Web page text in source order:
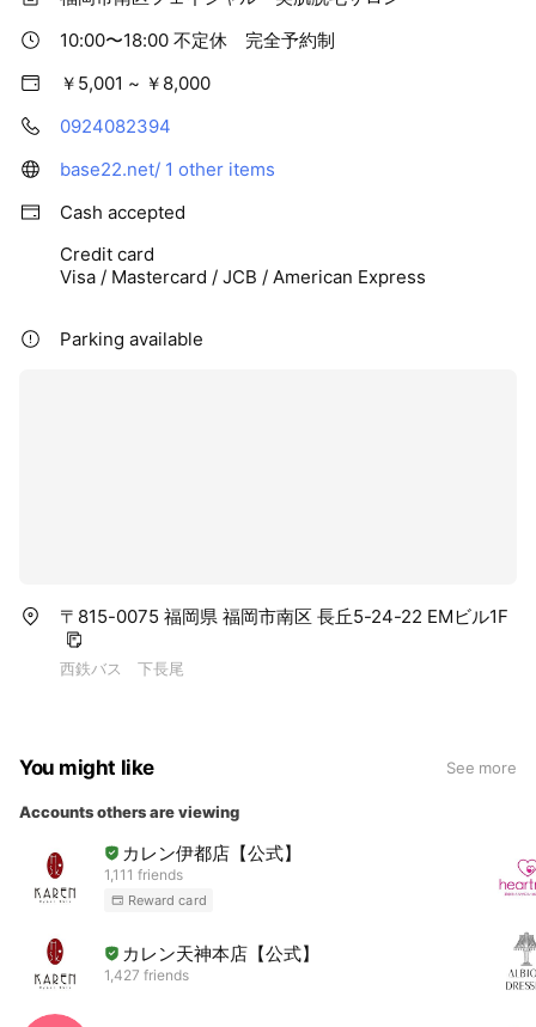
10:00〜18:00 不定休 完全予約制
￥5,001 ~ ￥8,000
0924082394
base22.net/ 1 other items
Cash accepted
Credit card
Visa / Mastercard / JCB / American Express
Parking available
〒815-0075 福岡県 福岡市南区 長丘5-24-22 EMビル1F
西鉄バス 下長尾
You might like See more
Accounts others are viewing
カレン伊都店【公式】
1,111 friends
Reward card
カレン天神本店【公式】
1,427 friends